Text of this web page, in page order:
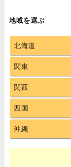
地域を選ぶ
北海道
関東
関西
四国
沖縄